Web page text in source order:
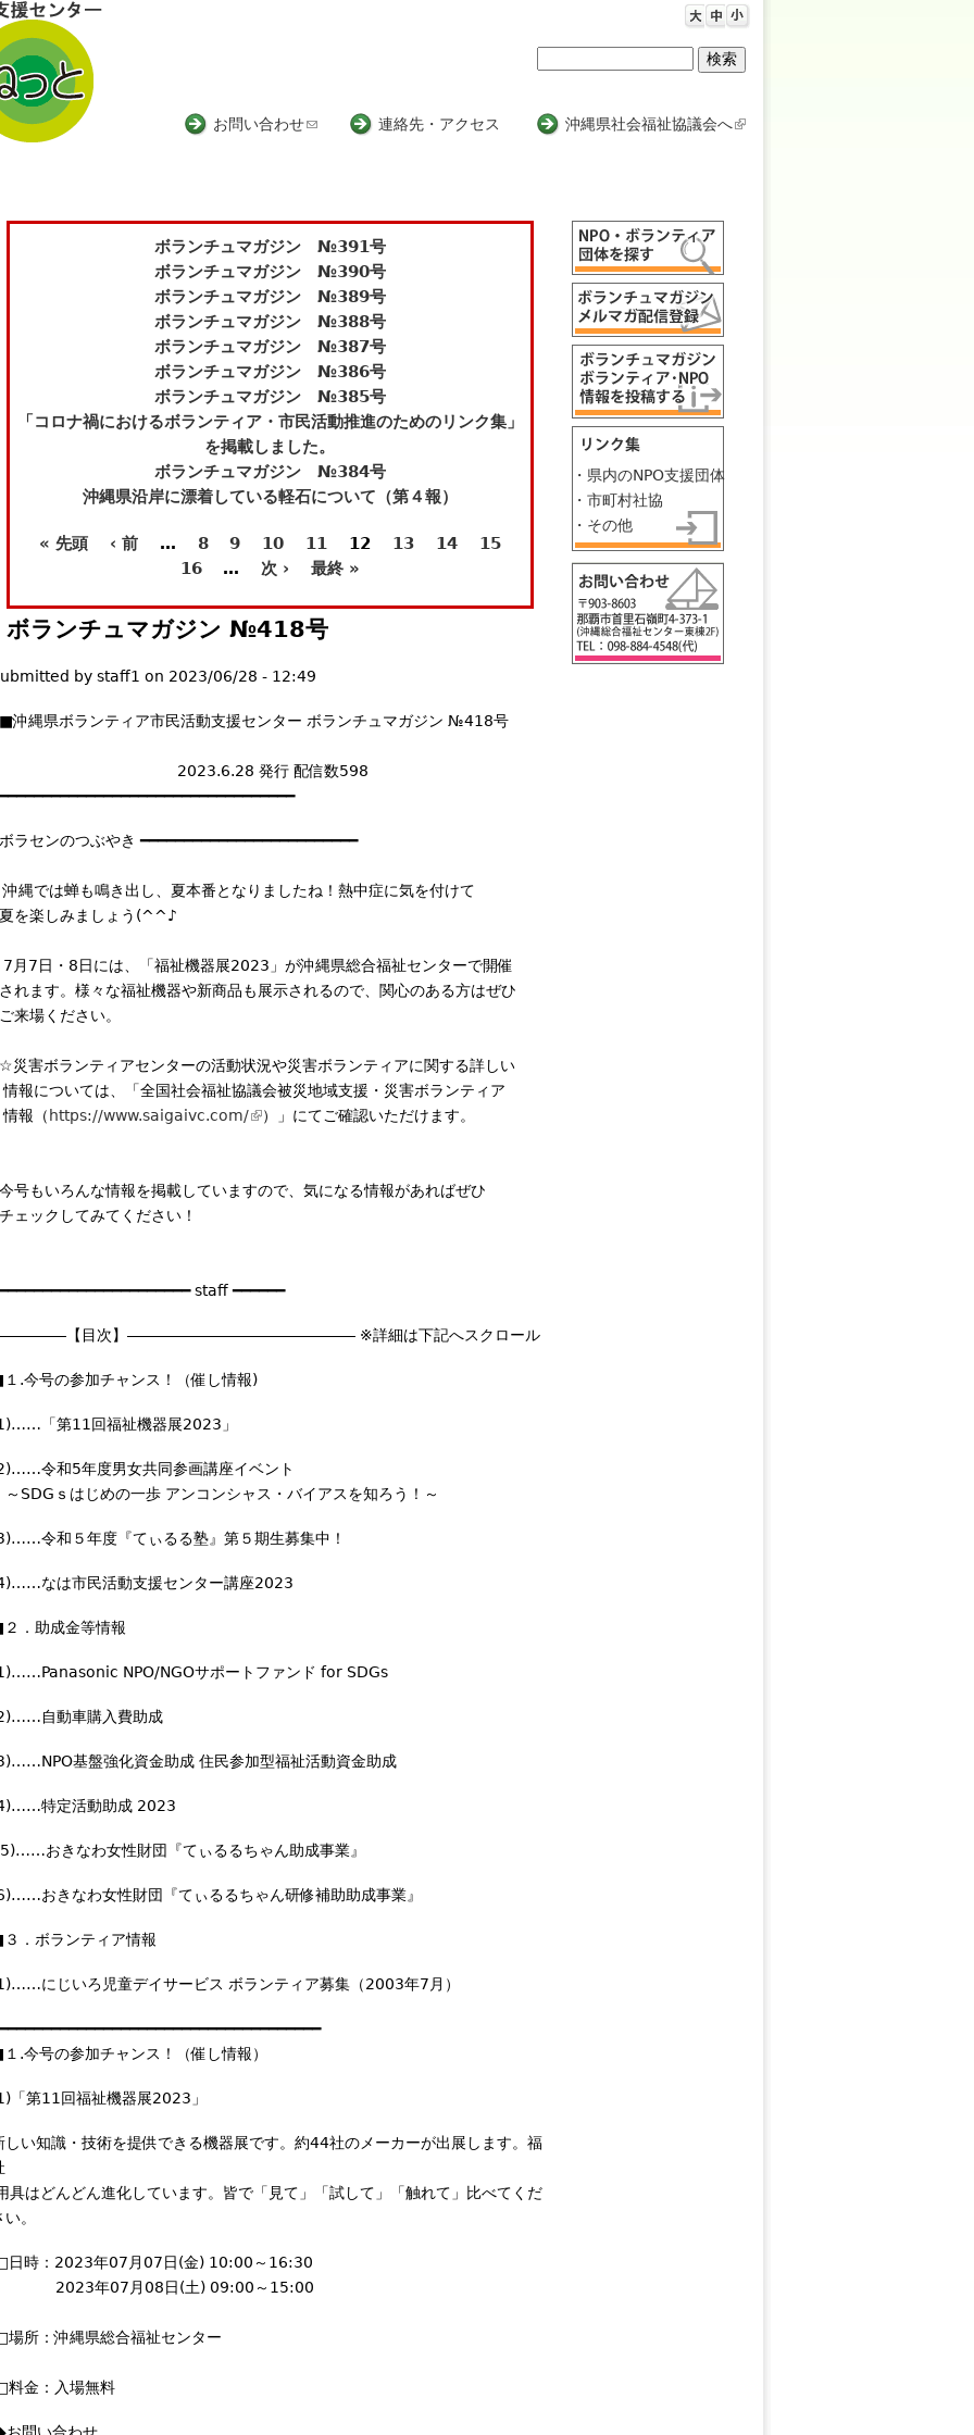
索
お問い合わせ(
k
m
a
l
連絡先・アクセス 沖縄県社会福祉協議会へ(
ボランチュマガジン №391号
ボランチュマガジン №390号
ボランチュマガジン №389号
ボランチュマガジン №388号
ボランチュマガジン №387号
ボランチュマガジン №386号
ボランチュマガジン №385号
「コロナ禍におけるボランティア・市民活動推進のためのリンク集」
を掲載しました。
ボランチュマガジン №384号
沖縄県沿岸に漂着している軽石について（第４報）
ジ
« 先頭 ‹ 前 … 8 9 10 11 12 13 14
15
16
… 次 › 最終 »
ボランチュマガジン №418号
by staff1 on 2023/06/28 - 12:49
縄県ボランティア市民活動支援センター ボランチュマガジン №418号
2023.6.28 発行 配信数598
ラセンのつぶやき ━━━━━━━━━━━━━━━━━━━━━━━━━
縄では蝉も鳴き出し、夏本番となりましたね！熱中症に気を付けて
を楽しみましょう(^^♪
7月7日・8日には、「福祉機器展2023」が沖縄県総合福祉センターで開催
れます。様々な福祉機器や新商品も展示されるので、関心のある方はぜひ
来場ください。
災害ボランティアセンターの活動状況や災害ボランティアに関する詳しい
報については、「全国社会福祉協議会被災地域支援・災害ボランティア
報（ https://www.saigaivc.com/(
n
e
t
r
l
)
）」にてご確認いただけます。
号もいろんな情報を掲載していますので、気になる情報があればぜひ
ェックしてみてください！
staff ━━━━━━
【目次】――――――――――――――― ※詳細は下記へスクロール
.今号の参加チャンス！（催し情報)
「第11回福祉機器展2023」
令和5年度男女共同参画講座イベント
SDGｓはじめの一歩 アンコンシャス・バイアスを知ろう！～
令和５年度『てぃるる塾』第５期生募集中！
なは市民活動支援センター講座2023
．助成金等情報
NPO/NGOサポートファンド for SDGs
自動車購入費助成
基盤強化資金助成 住民参加型福祉活動資金助成
特定活動助成 2023
おきなわ女性財団『てぃるるちゃん助成事業』
おきなわ女性財団『てぃるるちゃん研修補助助成事業』
．ボランティア情報
にじいろ児童デイサービス ボランティア募集（2003年7月）
.今号の参加チャンス！（催し情報）
「第11回福祉機器展2023」
しい知識・技術を提供できる機器展です。約44社のメーカーが出展します。福
具はどんどん進化しています。皆で「見て」「試して」「触れて」比べてくだ
。
時：2023年07月07日(金) 10:00～16:30
年07月08日(土) 09:00～15:00
所：沖縄県総合福祉センター
金：入場無料
・県内のNPO支援団体
・市町村社協
・その他